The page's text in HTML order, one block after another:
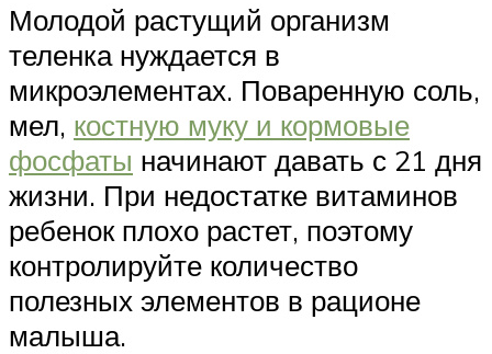
Молодой растущий организм
теленка нуждается в
микроэлементах. Поваренную соль,
мел, костную муку и кормовые
фосфаты начинают давать с 21 дня
жизни. При недостатке витаминов
ребенок плохо растет, поэтому
контролируйте количество
полезных элементов в рационе
малыша.